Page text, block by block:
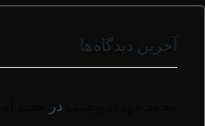
آخرین دیدگاه‌ها
در